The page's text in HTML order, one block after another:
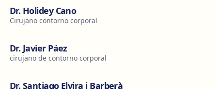
Dr. Holidey Cano
Cirujano contorno corporal
Dr. Javier Páez
cirujano de contorno corporal
Dr. Santiago Elvira i Barberà